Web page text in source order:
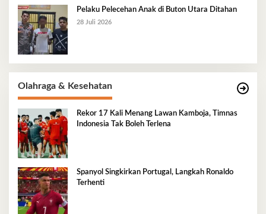
Pelaku Pelecehan Anak di Buton Utara Ditahan
28 Juli 2026
Olahraga & Kesehatan
Rekor 17 Kali Menang Lawan Kamboja, Timnas
Indonesia Tak Boleh Terlena
Spanyol Singkirkan Portugal, Langkah Ronaldo
Terhenti